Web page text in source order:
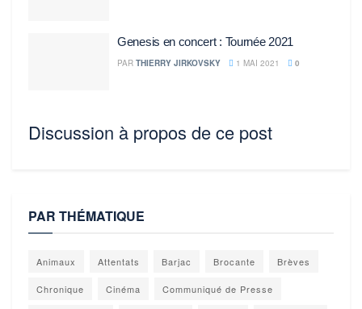
Genesis en concert : Tournée 2021
PAR THIERRY JIRKOVSKY 1 MAI 2021 0
Discussion à propos de ce post
PAR THÉMATIQUE
Animaux Attentats Barjac Brocante Brèves
Chronique Cinéma Communiqué de Presse